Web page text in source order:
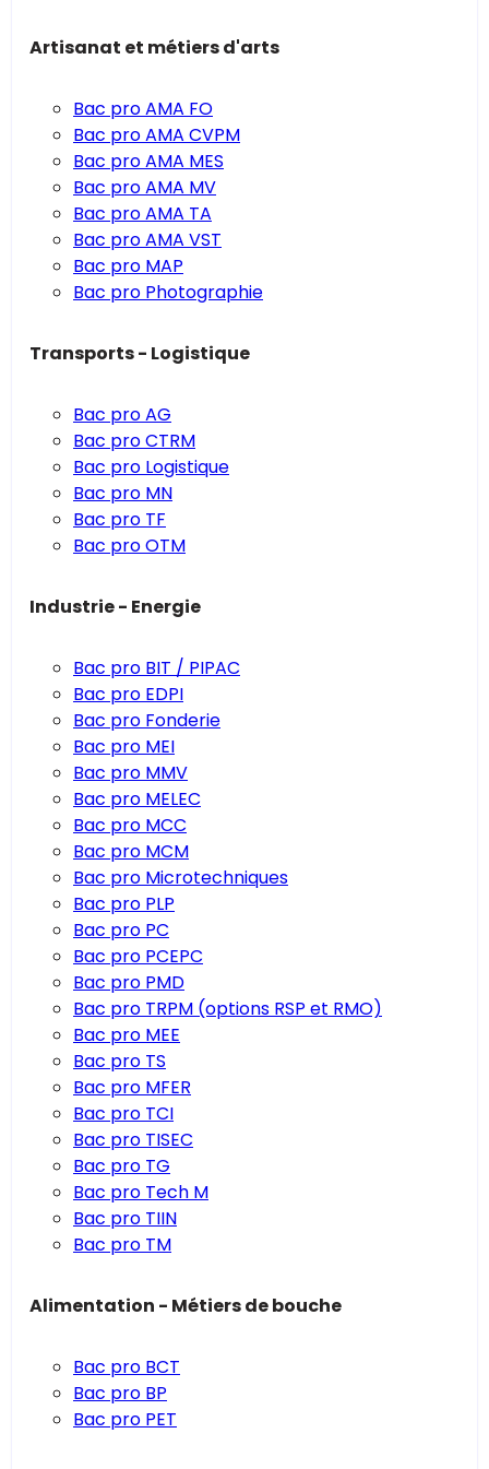
Artisanat et métiers d'arts
Bac pro AMA FO
Bac pro AMA CVPM
Bac pro AMA MES
Bac pro AMA MV
Bac pro AMA TA
Bac pro AMA VST
Bac pro MAP
Bac pro Photographie
Transports - Logistique
Bac pro AG
Bac pro CTRM
Bac pro Logistique
Bac pro MN
Bac pro TF
Bac pro OTM
Industrie - Energie
Bac pro BIT / PIPAC
Bac pro EDPI
Bac pro Fonderie
Bac pro MEI
Bac pro MMV
Bac pro MELEC
Bac pro MCC
Bac pro MCM
Bac pro Microtechniques
Bac pro PLP
Bac pro PC
Bac pro PCEPC
Bac pro PMD
Bac pro TRPM (options RSP et RMO)
Bac pro MEE
Bac pro TS
Bac pro MFER
Bac pro TCI
Bac pro TISEC
Bac pro TG
Bac pro Tech M
Bac pro TIIN
Bac pro TM
Alimentation - Métiers de bouche
Bac pro BCT
Bac pro BP
Bac pro PET